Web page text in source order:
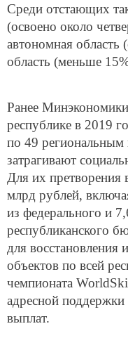
Среди отстающих
(освоено около
автономная область
область (меньше
Ранее
республике в 2019
по 49 региональным
затрагивают
Для их претворения
млрд рублей,
из федерального и
республиканского
для восстановления
объектов по всей
чемпионата
адресной поддержки
выплат.